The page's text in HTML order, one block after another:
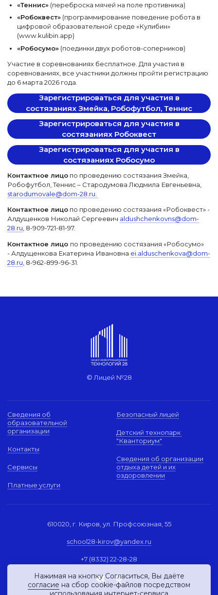
«Теннис»(переброска мячей на поле противника)
«Робоквест»(программирование поведение робота в
цифровой образовательной среде «Кулибин»
(www.kulibin.app)
«Робосумо»(поединки двух роботов-соперников)
Участие в соревнованиях бесплатное. Для участия в
соревнованиях, все участники должны пройти регистрацию
до 6 марта 2026 года.
Зарегистрироваться для участия в
состязаниях Змейка, Робофутбол, Теннис
Зарегистрироваться для участия в
состязаниях Робоквест
Зарегистрироваться для участия в
состязаниях Робосумо
Контактное лицо по проведению состязания Змейка,
Робофутбол, Теннис – Стародумова Людмила Евгеньевна,
starodumovale@dom-28.ru.
Контактное лицо по проведению состязания «Робоквест» -
Алдущенков Николай Сергеевич aldushchenkovns@dom-
28.ru, 8-909-721-81-97.
Контактное лицо по проведению состязания «Робосумо»
- Алдущенкова Екатерина Ивановна ei.alduschenkova@dom-
28.ru , 8-962-899-96-31.
© Лицей №28
Сведения об
образовательной
организации
Контакты
Сервисы
Платные услуги
Безопасный лицей
Детский технопарк
"Кванториум"
Сведения об организации
отдыха детей и их
оздоровлении
610020, г. Киров, ул. Профсоюзная, 55
school28-kirov@yandex.ru
+7 (8332) 22-28-28
Нажимая на кнопку Согласиться, Вы даёте
согласие на сбор cookie-файлов посредством